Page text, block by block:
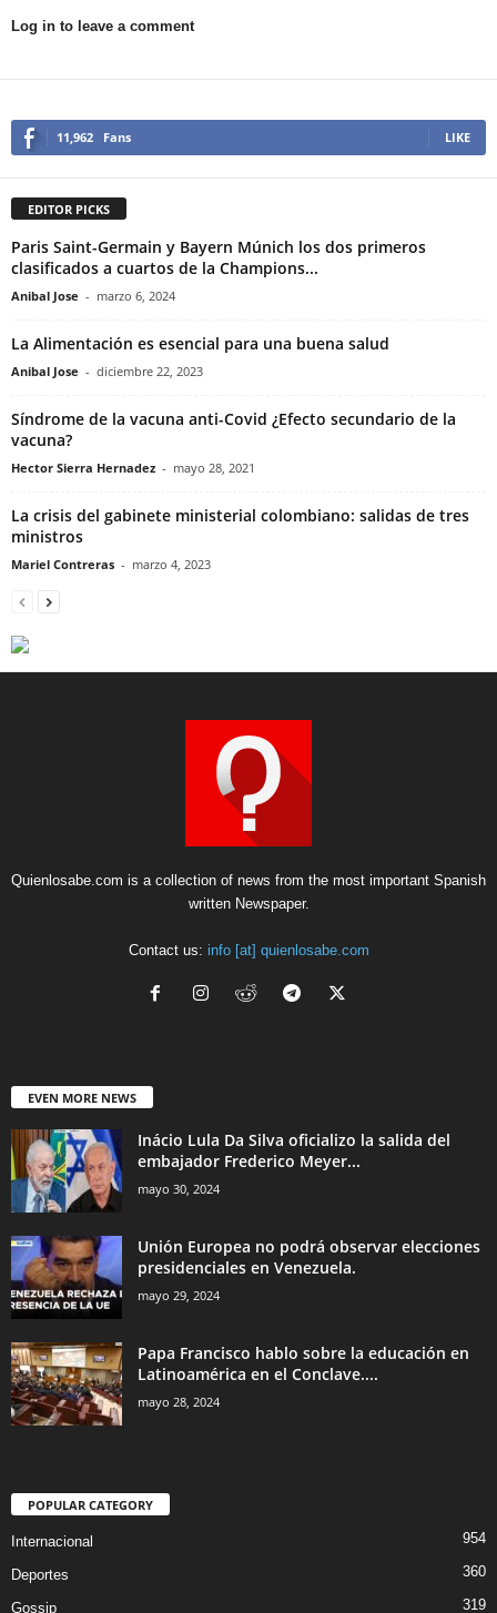
Log in to leave a comment
11,962 Fans LIKE
EDITOR PICKS
Paris Saint-Germain y Bayern Múnich los dos primeros
clasificados a cuartos de la Champions...
Anibal Jose - marzo 6, 2024
La Alimentación es esencial para una buena salud
Anibal Jose - diciembre 22, 2023
Síndrome de la vacuna anti-Covid ¿Efecto secundario de la
vacuna?
Hector Sierra Hernadez - mayo 28, 2021
La crisis del gabinete ministerial colombiano: salidas de tres
ministros
Mariel Contreras - marzo 4, 2023
Quienlosabe.com is a collection of news from the most important Spanish
written Newspaper.
Contact us: info [at] quienlosabe.com
EVEN MORE NEWS
Inácio Lula Da Silva oficializo la salida del
embajador Frederico Meyer...
mayo 30, 2024
Unión Europea no podrá observar elecciones
presidenciales en Venezuela.
mayo 29, 2024
Papa Francisco hablo sobre la educación en
Latinoamérica en el Conclave....
mayo 28, 2024
POPULAR CATEGORY
Internacional 954
Deportes 360
Gossip 319